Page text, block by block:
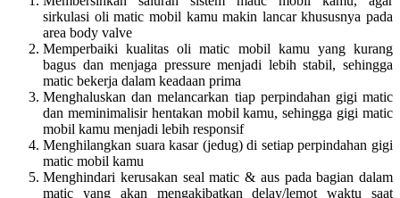
sirkulasi oli matic mobil kamu makin lancar khususnya pada
area body valve
Memperbaiki kualitas oli matic mobil kamu yang kurang
bagus dan menjaga pressure menjadi lebih stabil, sehingga
matic bekerja dalam keadaan prima
Menghaluskan dan melancarkan tiap perpindahan gigi matic
dan meminimalisir hentakan mobil kamu, sehingga gigi matic
mobil kamu menjadi lebih responsif
Menghilangkan suara kasar (jedug) di setiap perpindahan gigi
matic mobil kamu
Menghindari kerusakan seal matic & aus pada bagian dalam
matic yang akan mengakibatkan delay/lemot waktu saat